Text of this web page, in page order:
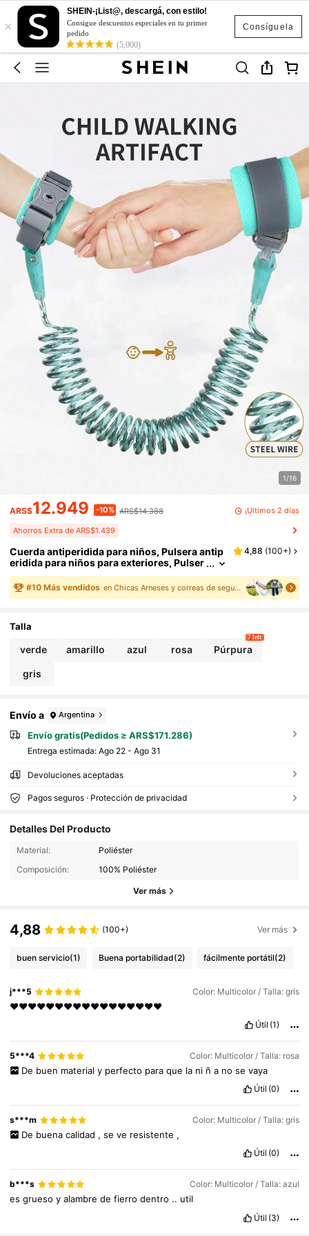
Consíguela
×
SHEIN-¡List@, descargá, con estilo!
Consigue descuentos especiales en tu primer
pedido
(5,000)
1/16
ARS$12.949 -10% ARS$14.388 ¡Últimos 2 días
Ahorros Extra de ARS$1.439
Cuerda antiperidida para niños, Pulsera antip
eridida para niños para exteriores, Pulser
a antiperidida para bebés, Correa de muñ
eca para niños pequeños, Compañero de pas
eo para niños, Versión con llave de , Versión r
4,88 (100+)
#10 Más vendidos en Chicas Arneses y correas de seguridad para bebé
Talla
verde amarillo azul rosa Púrpura
7 left
gris
Envío a Argentina
Envío gratis(Pedidos ≥ ARS$171.286)
Entrega estimada: Ago 22 - Ago 31
Devoluciones aceptadas
Pagos seguros · Protección de privacidad
Detalles Del Producto
Material:
Poliéster
Composición:
100% Poliéster
Ver más
4,88 (100+) Ver más
buen servicio(1) Buena portabilidad(2) fácilmente portátil(2)
j***5 Color: Multicolor / Talla: gris
♥️♥️♥️♥️♥️♥️♥️♥️♥️♥️♥️♥️♥️♥️♥️♥️♥️
Útil (1)
5***4 Color: Multicolor / Talla: rosa
De buen material y perfecto para que la ni ñ a no se vaya
Útil (0)
s***m Color: Multicolor / Talla: gris
De buena calidad , se ve resistente ,
Útil (0)
b***s Color: Multicolor / Talla: azul
esgruesoyalambredefierrodentro .. util
Útil (3)
4,88